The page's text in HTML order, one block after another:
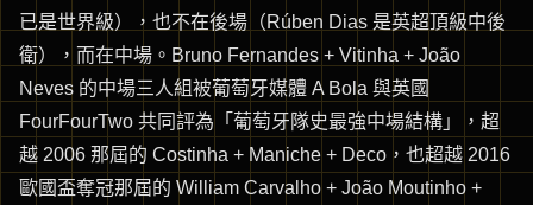
已是世界級），也不在後場（Rúben Dias 是英超頂級中後
衛），而在中場。Bruno Fernandes + Vitinha + João
Neves 的中場三人組被葡萄牙媒體 A Bola 與英國
FourFourTwo 共同評為「葡萄牙隊史最強中場結構」，超
越 2006 那屆的 Costinha + Maniche + Deco，也超越 2016
歐國盃奪冠那屆的 William Carvalho + João Moutinho +